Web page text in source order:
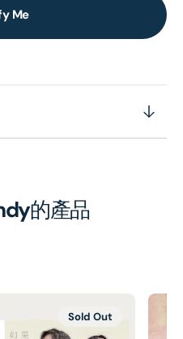
Me
的產品
Sold Out